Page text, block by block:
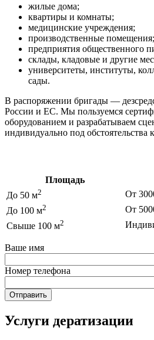
жилые дома;
квартиры и комнаты;
медицинские учреждения;
производственные помещения;
предприятия общественного
склады, кладовые и другие
университеты, институты,
сады.
В распоряжении бригады —
России и ЕС. Мы пользуемся
оборудованием и разрабатываем
индивидуально под обстоятельства
Площадь
До 50 м2
От
До 100 м2
От
Свыше 100 м2
Ваше имя
Номер телефона
Услуги дератизации